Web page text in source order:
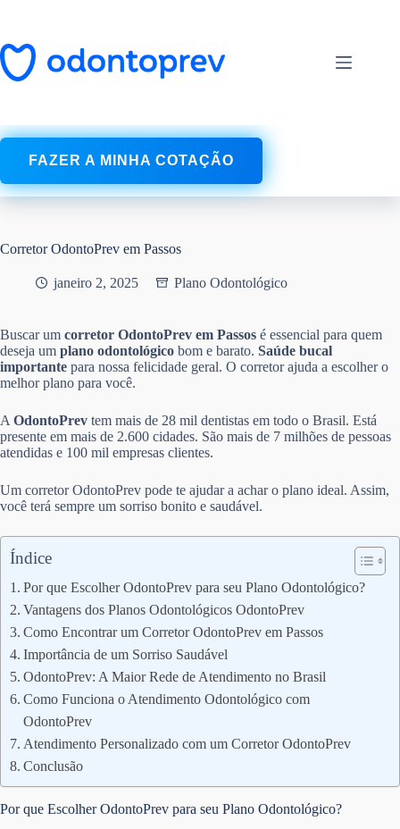
conteúdo
FAZER A MINHA COTAÇÃO
Corretor OdontoPrev em Passos
janeiro 2, 2025 Plano Odontológico
Buscar um corretor OdontoPrev em Passos é essencial para quem
deseja um plano odontológico bom e barato. Saúde bucal
importante para nossa felicidade geral. O corretor ajuda a escolher o
melhor plano para você.
A OdontoPrev tem mais de 28 mil dentistas em todo o Brasil. Está
presente em mais de 2.600 cidades. São mais de 7 milhões de pessoas
atendidas e 100 mil empresas clientes.
Um corretor OdontoPrev pode te ajudar a achar o plano ideal. Assim,
você terá sempre um sorriso bonito e saudável.
Índice
Por que Escolher OdontoPrev para seu Plano Odontológico?
Vantagens dos Planos Odontológicos OdontoPrev
Como Encontrar um Corretor OdontoPrev em Passos
Importância de um Sorriso Saudável
OdontoPrev: A Maior Rede de Atendimento no Brasil
Como Funciona o Atendimento Odontológico com
OdontoPrev
Atendimento Personalizado com um Corretor OdontoPrev
Conclusão
Por que Escolher OdontoPrev para seu Plano Odontológico?